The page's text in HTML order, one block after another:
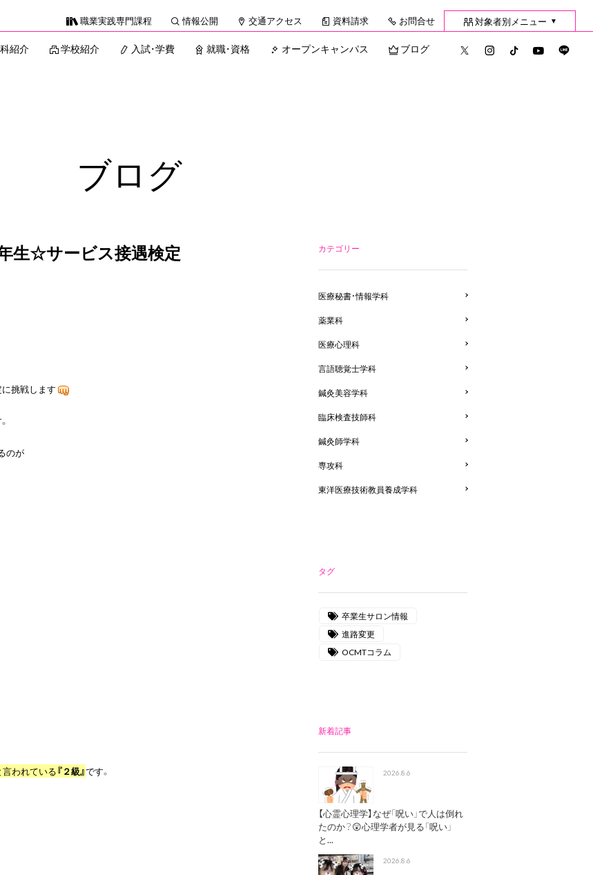
職業実践専門課程 情報公開 交通アクセス 資料請求 お問合せ 対象者別メニュー ▼
紹介 学校紹介 入試・学費 就職・資格 オープンキャンパス ブログ
ブログ
年生☆サービス接遇検定
挑戦します
のが
言われている『２級』です。
カテゴリー
医療秘書・情報学科
薬業科
医療心理科
言語聴覚士学科
鍼灸美容学科
臨床検査技師科
鍼灸師学科
専攻科
東洋医療技術教員養成学科
タグ
卒業生サロン情報
進路変更
OCMTコラム
新着記事
2026.8.6
【心霊心理学】なぜ「呪い」で人は倒れ
たのか？😲心理学者が見る「呪い」
と...
2026.8.6